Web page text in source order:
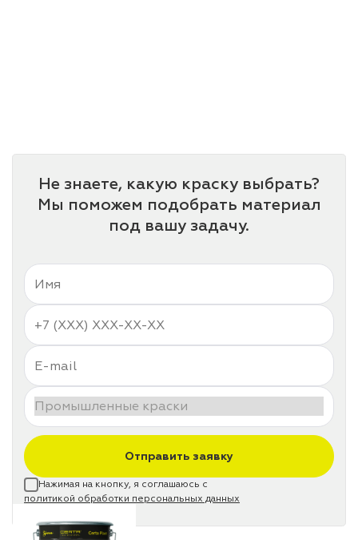
Не знаете, какую краску выбрать?
Мы поможем подобрать материал
под вашу задачу.
Отправить заявку
Нажимая на кнопку, я соглашаюсь с
политикой обработки персональных данных